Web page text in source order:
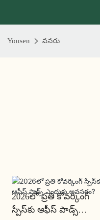
Yousen వనరు
2026లో ప్రతి కోవర్కింగ్
స్పేస్‌కు ఆఫీస్ పాడ్స్